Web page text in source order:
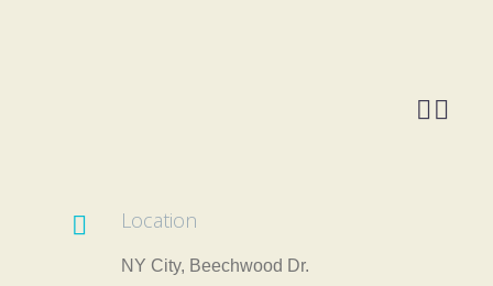

 Location
NY City, Beechwood Dr.